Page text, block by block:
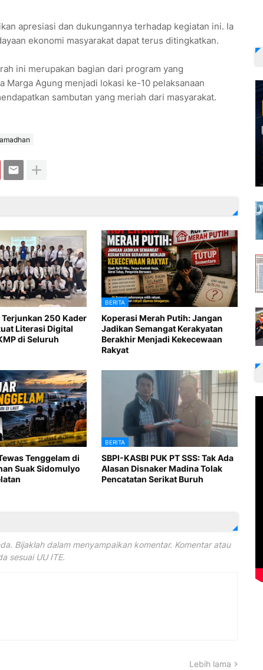
apresiasi dan dukungannya terhadap kegiatan ini. Ia
ekonomi masyarakat dapat terus ditingkatkan.
ini merupakan bagian dari program yang
Marga Agung menjadi lokasi ke-10 pelaksanaan
sambutan yang meriah dari masyarakat.
Terjunkan 250 Kader
Literasi Digital
di Seluruh
BERITA
Koperasi Merah Putih: Jangan
Jadikan Semangat Kerakyatan
Berakhir Menjadi Kekecewaan
Rakyat
Tenggelam di
Suak Sidomulyo
BERITA
SBPI-KASBI PUK PT SSS: Tak Ada
Alasan Disnaker Madina Tolak
Pencatatan Serikat Buruh
Bijaklah dalam menyampaikan komentar. Komentar atau
sesuai UU ITE.
Lebih lama